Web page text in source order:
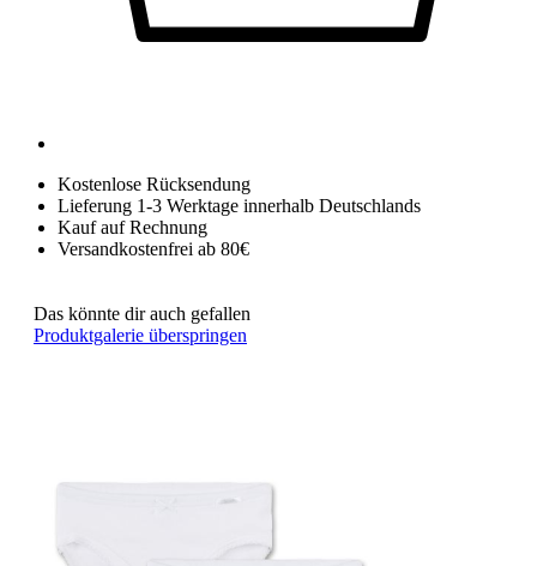
Kostenlose Rücksendung
Lieferung 1-3 Werktage innerhalb Deutschlands
Kauf auf Rechnung
Versandkostenfrei ab 80€
Das könnte dir auch gefallen
Produktgalerie überspringen